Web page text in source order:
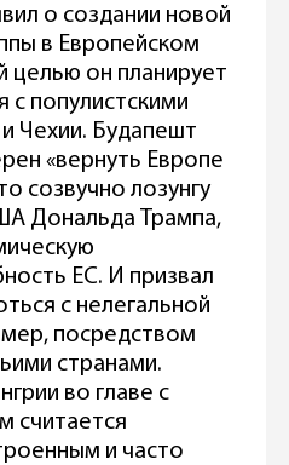
о создании новой
в Европейском
целью он планирует
с популистскими
Чехии. Будапешт
«вернуть Европе
созвучно лозунгу
Дональда Трампа,
ЕС. И призвал
с нелегальной
посредством
странами.
во главе с
считается
и часто